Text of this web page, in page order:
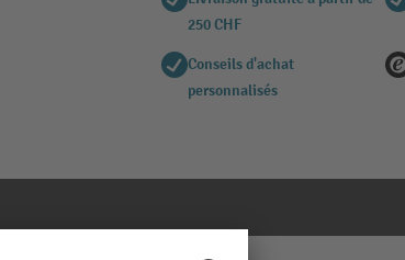
250 CHF
Conseils d'achat
personnalisés